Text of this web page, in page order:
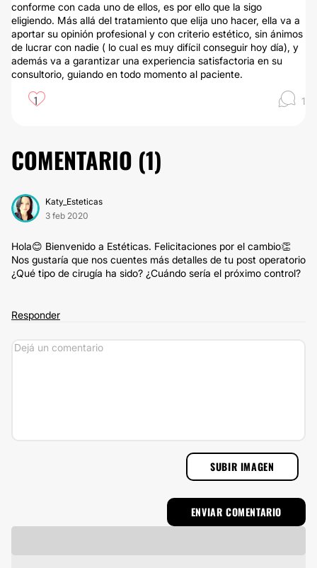
conforme con cada uno de ellos, es por ello que la sigo
eligiendo. Más allá del tratamiento que elija uno hacer, ella va a
aportar su opinión profesional y con criterio estético, sin ánimos
de lucrar con nadie ( lo cual es muy difícil conseguir hoy día), y
además va a garantizar una experiencia satisfactoria en su
consultorio, guiando en todo momento al paciente.
1 1
COMENTARIO (1)
Katy_Esteticas
3 feb 2020
Hola😊 Bienvenido a Estéticas. Felicitaciones por el cambio👏
Nos gustaría que nos cuentes más detalles de tu post operatorio
¿Qué tipo de cirugía ha sido? ¿Cuándo sería el próximo control?
Responder
SUBIR IMAGEN